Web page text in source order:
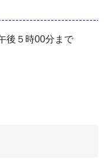
後５時00分まで